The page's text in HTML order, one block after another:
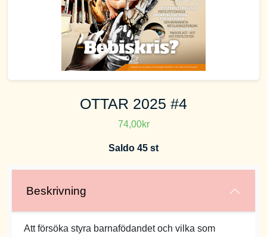
OTTAR 2025 #4
74,00kr
Saldo 45 st
Beskrivning
Att försöka styra barnafödandet och vilka som